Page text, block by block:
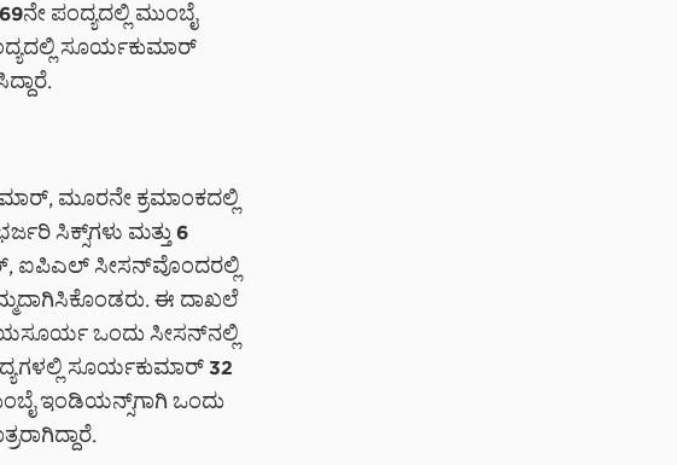
ಪಂದ್ಯದಲ್ಲಿ ಮುಂಬೈ
ಸೂರ್ಯಕುಮಾರ್
ಮೂರನೇ ಕ್ರಮಾಂಕದಲ್ಲಿ
ಸಿಕ್ಸ್‌ಗಳು ಮತ್ತು 6
ಐಪಿಎಲ್‌ ಸೀಸನ್‌ವೊಂದರಲ್ಲಿ
ಈ ದಾಖಲೆ
ಒಂದು ಸೀಸನ್‌ನಲ್ಲಿ
ಸೂರ್ಯಕುಮಾರ್ 32
ಇಂಡಿಯನ್ಸ್‌ಗಾಗಿ ಒಂದು